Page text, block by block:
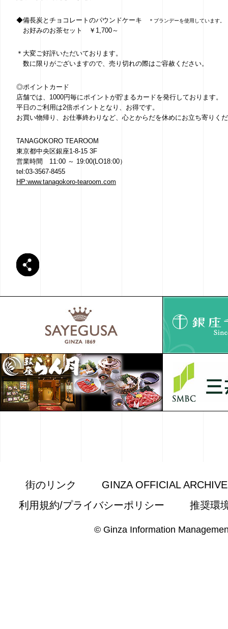
◆備長炭とチョコレートのパウンドケーキ ＊ブランデーを使用しています。
お好みのお茶セット ￥1,700～
＊大変ご好評いただいております。
数に限りがございますので、売り切れの際はご容赦ください。
◎ポイントカード
店舗では、1000円毎にポイントが貯まるカードを発行しております。
平日のご利用は2倍ポイントとなり、お得です。
お買い物帰り、お仕事終わりなど、心とからだを休めにお立ち寄りく
TANAGOKORO TEAROOM
東京都中央区銀座1-8-15 3F
営業時間 11:00 ～ 19:00(LO18:00）
tel:03-3567-8455
HP:www.tanagokoro-tearoom.com
街のリンク
GINZA OFFICIAL
利用規約/プライバシーポリシー
推奨環
© Ginza Information